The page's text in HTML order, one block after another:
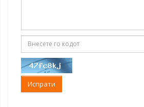
Испрати